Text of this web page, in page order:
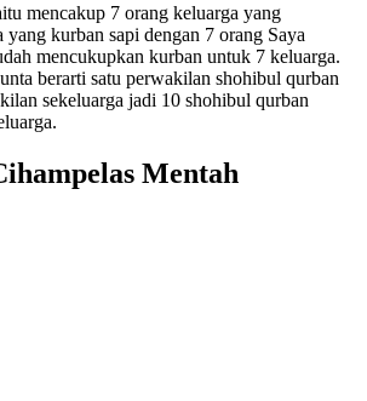
mencakup 7 orang keluarga yang
yang kurban sapi dengan 7 orang Saya
mencukupkan kurban untuk 7 keluarga.
berarti satu perwakilan shohibul qurban
sekeluarga jadi 10 shohibul qurban
Mentah